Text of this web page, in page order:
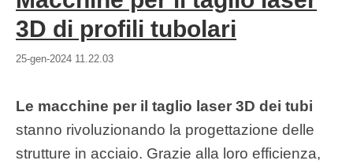
3D di profili tubolari
25-gen-2024 11.22.03
Le macchine per il taglio laser 3D dei tubi
stanno rivoluzionando la progettazione delle
strutture in acciaio. Grazie alla loro efficienza,